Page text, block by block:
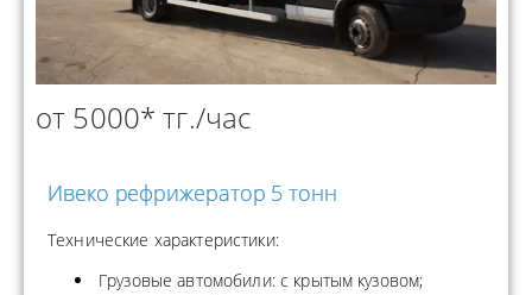
от 5000* тг./час
Ивеко рефрижератор 5 тонн
Технические характеристики:
Грузовые автомобили: с крытым кузовом;